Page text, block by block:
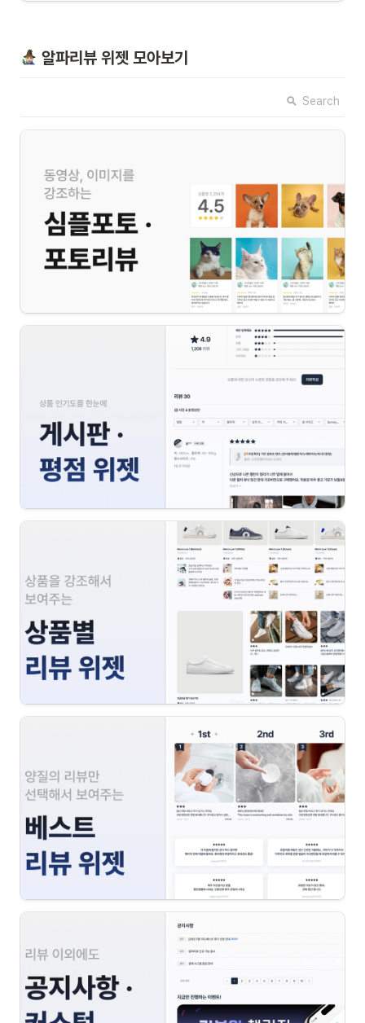
알파리뷰 위젯 모아보기
Search